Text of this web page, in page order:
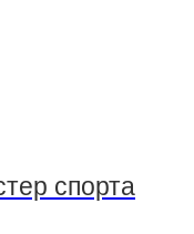
клиенту
спорта